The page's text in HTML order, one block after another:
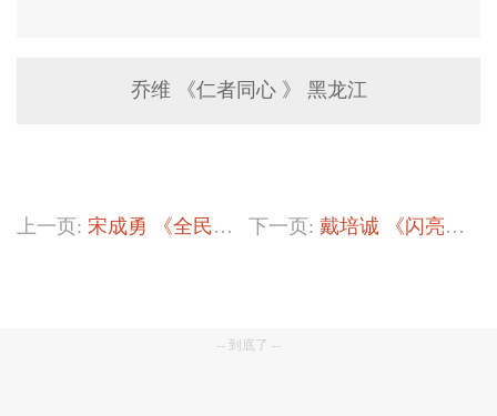
乔维 《仁者同心 》 黑龙江
上一页: 宋成勇 《全民皆兵》 下一页: 戴培诚 《闪亮的城市名片》
-- 到底了 --